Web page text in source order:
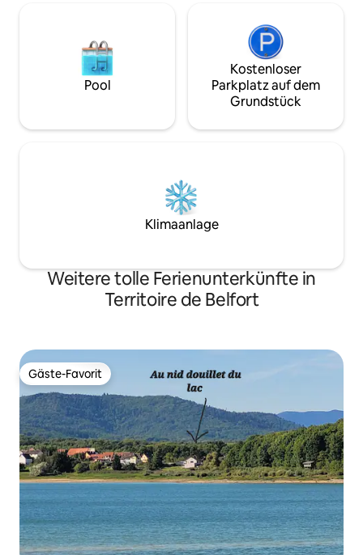
Pool
Kostenloser
Parkplatz auf dem
Grundstück
Klimaanlage
Weitere tolle Ferienunterkünfte in
Territoire de Belfort
Gäste-Favorit
Gäste-Favorit